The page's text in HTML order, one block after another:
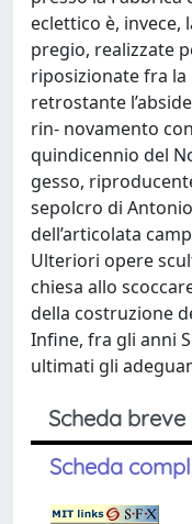
eclettico è, invece,
pregio, realizzate
riposizionate fra la
retrostante
rin- novamento
quindicennio del
gesso,
sepolcro di
dell’articolata
Ulteriori opere
chiesa allo
della costruzione
Infine, fra gli anni
ultimati gli
Scheda breve
Scheda